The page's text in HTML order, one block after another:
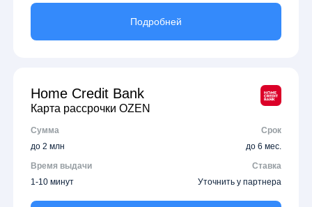
Подробней
Home Credit Bank
Карта рассрочки OZEN
Сумма
Срок
до 2 млн
до 6 мес.
Время выдачи
Ставка
1-10 минут
Уточнить у партнера